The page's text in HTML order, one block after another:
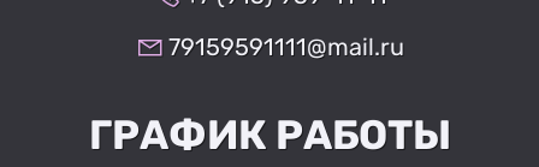
79159591111@mail.ru
ГРАФИК РАБОТЫ